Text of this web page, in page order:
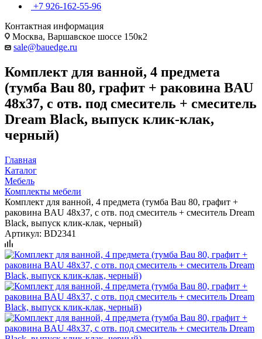
+7 926-162-55-96
Контактная информация
Москва, Варшавское шоссе 150к2
sale@bauedge.ru
Комплект для ванной, 4 предмета
(тумба Bau 80, графит + раковина BAU
48х37, с отв. под смеситель + смеситель
Dream Black, выпуск клик-клак,
черный)
Главная
Каталог
Мебель
Комплекты мебели
Комплект для ванной, 4 предмета (тумба Bau 80, графит +
раковина BAU 48х37, с отв. под смеситель + смеситель Dream
Black, выпуск клик-клак, черный)
Артикул: BD2341